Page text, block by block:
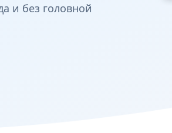
и без головной